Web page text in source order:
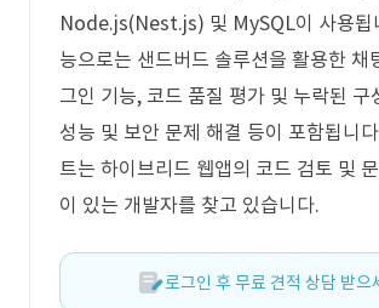
Node.js(Nest.js) 및 MySQL이 사용됩
능으로는 샌드버드 솔루션을 활용한 채
그인 기능, 코드 품질 평가 및 누락된 구
성능 및 보안 문제 해결 등이 포함됩니
트는 하이브리드 웹앱의 코드 검토 및
이 있는 개발자를 찾고 있습니다.
로그인 후 무료 견적 상담 받으